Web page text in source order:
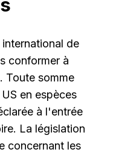
de
conformer à
Toute somme
en espèces
à l'entrée
La législation
concernant les